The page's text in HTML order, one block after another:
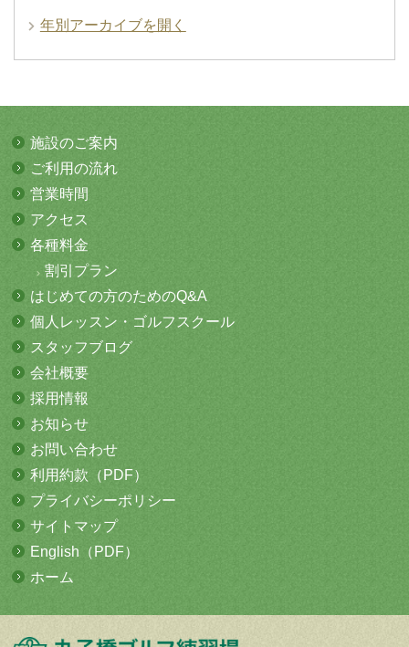
年別アーカイブを開く
施設のご案内
ご利用の流れ
営業時間
アクセス
各種料金
割引プラン
はじめての方のためのQ&A
個人レッスン・ ゴルフスクール
スタッフブログ
会社概要
採用情報
お知らせ
お問い合わせ
利用約款（PDF）
プライバシーポリシー
サイトマップ
English（PDF）
ホーム